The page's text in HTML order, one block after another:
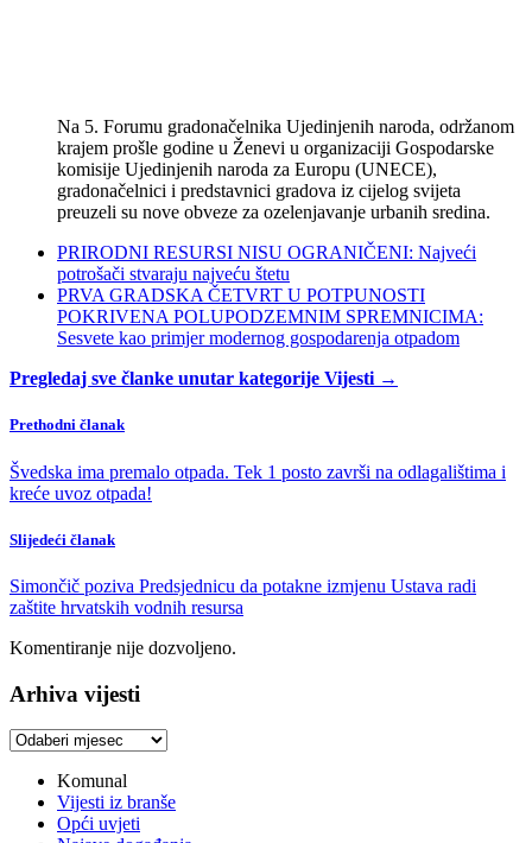
Na 5. Forumu gradonačelnika Ujedinjenih naroda, održanom
krajem prošle godine u Ženevi u organizaciji Gospodarske
komisije Ujedinjenih naroda za Europu (UNECE),
gradonačelnici i predstavnici gradova iz cijelog svijeta
preuzeli su nove obveze za ozelenjavanje urbanih sredina.
PRIRODNI RESURSI NISU OGRANIČENI: Najveći
potrošači stvaraju najveću štetu
PRVA GRADSKA ČETVRT U POTPUNOSTI
POKRIVENA POLUPODZEMNIM SPREMNICIMA:
Sesvete kao primjer modernog gospodarenja otpadom
Pregledaj sve članke unutar kategorije Vijesti →
Prethodni članak
Švedska ima premalo otpada. Tek 1 posto završi na odlagalištima i
kreće uvoz otpada!
Slijedeći članak
Simončič poziva Predsjednicu da potakne izmjenu Ustava radi
zaštite hrvatskih vodnih resursa
Komentiranje nije dozvoljeno.
Arhiva vijesti
Arhiva
Komunal
Vijesti iz branše
Opći uvjeti